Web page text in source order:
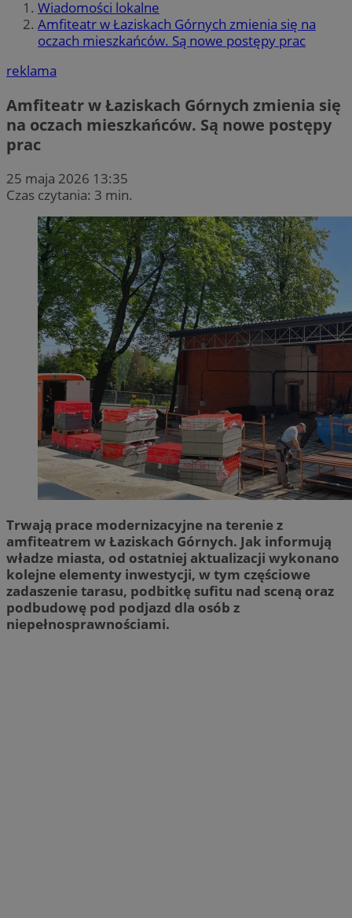
Wiadomości lokalne
Amfiteatr w Łaziskach Górnych zmienia się na
oczach mieszkańców. Są nowe postępy prac
reklama
Amfiteatr w Łaziskach Górnych zmienia się
na oczach mieszkańców. Są nowe postępy
prac
25 maja 2026 13:35
Czas czytania: 3 min.
Trwają prace modernizacyjne na terenie z
amfiteatrem w Łaziskach Górnych. Jak informują
władze miasta, od ostatniej aktualizacji wykonano
kolejne elementy inwestycji, w tym częściowe
zadaszenie tarasu, podbitkę sufitu nad sceną oraz
podbudowę pod podjazd dla osób z
niepełnosprawnościami.